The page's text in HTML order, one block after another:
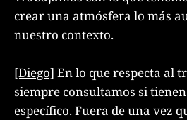
crear una atmósfera lo más
nuestro contexto.
[Diego] En lo que respecta al
siempre consultamos si
específico. Fuera de una vez